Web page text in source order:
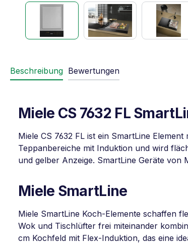
Beschreibung Bewertungen
Miele CS 7632 FL
Miele CS 7632 FL ist ein SmartLine
Teppanbereiche mit Induktion und wird
und gelber Anzeige. SmartLine Geräte von
Miele SmartLine
Miele SmartLine Koch-Elemente schaffen
Wok und Tischlüfter frei miteinander
cm Kochfeld mit Flex-Induktion, das eine